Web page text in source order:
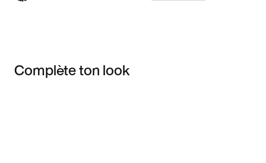
Complète ton look